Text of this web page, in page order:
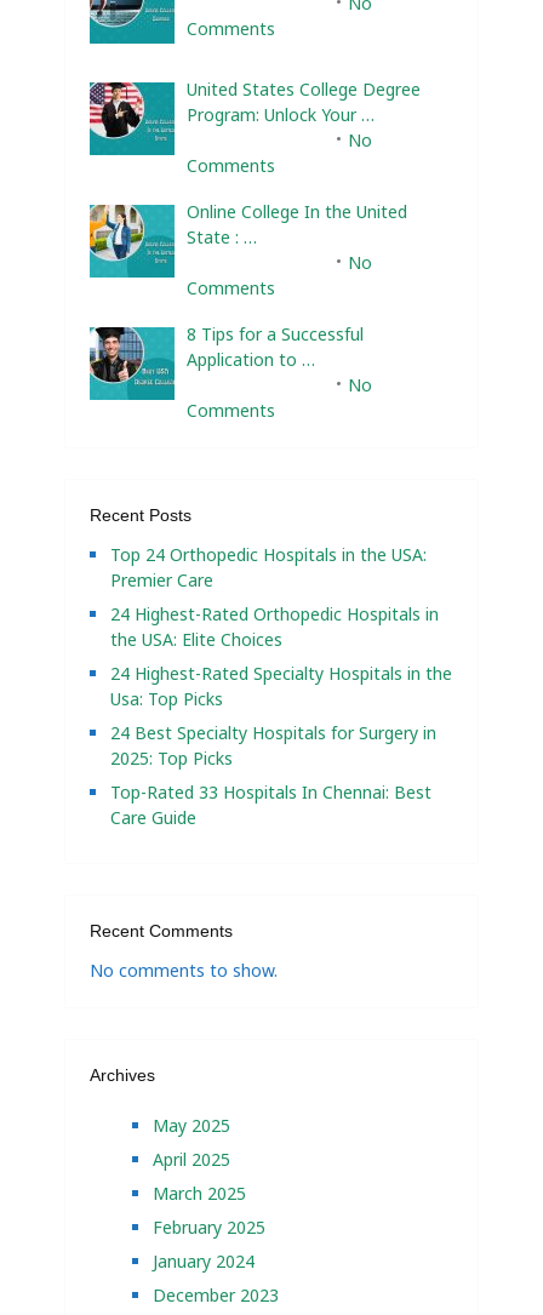
Comments
United States College Degree
Program: Unlock Your …
No
Comments
Online College In the United
State : …
No
Comments
8 Tips for a Successful
Application to …
No
Comments
Recent Posts
Top 24 Orthopedic Hospitals in the USA:
Premier Care
24 Highest-Rated Orthopedic Hospitals in
the USA: Elite Choices
24 Highest-Rated Specialty Hospitals in the
Usa: Top Picks
24 Best Specialty Hospitals for Surgery in
2025: Top Picks
Top-Rated 33 Hospitals In Chennai: Best
Care Guide
Recent Comments
No comments to show.
Archives
May 2025
April 2025
March 2025
February 2025
January 2024
December 2023